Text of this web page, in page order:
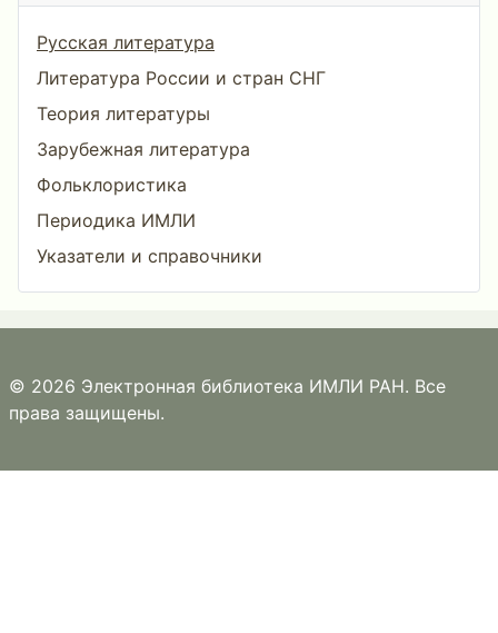
Русская литература
Литература России и стран СНГ
Теория литературы
Зарубежная литература
Фольклористика
Периодика ИМЛИ
Указатели и справочники
© 2026 Электронная библиотека ИМЛИ РАН. Все
права защищены.